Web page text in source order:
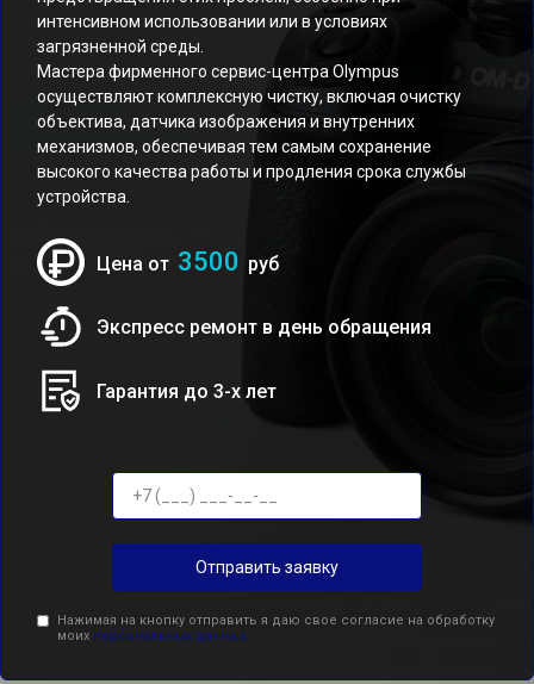
интенсивном использовании или в условиях
загрязненной среды.
Мастера фирменного сервис-центра Olympus
осуществляют комплексную чистку, включая очистку
объектива, датчика изображения и внутренних
механизмов, обеспечивая тем самым сохранение
высокого качества работы и продления срока службы
устройства.
Цена от 3500 руб
Экспресс ремонт в день обращения
Гарантия до 3-х лет
Отправить заявку
Нажимая на кнопку отправить я даю свое согласие на обработку
моих персональных данных.